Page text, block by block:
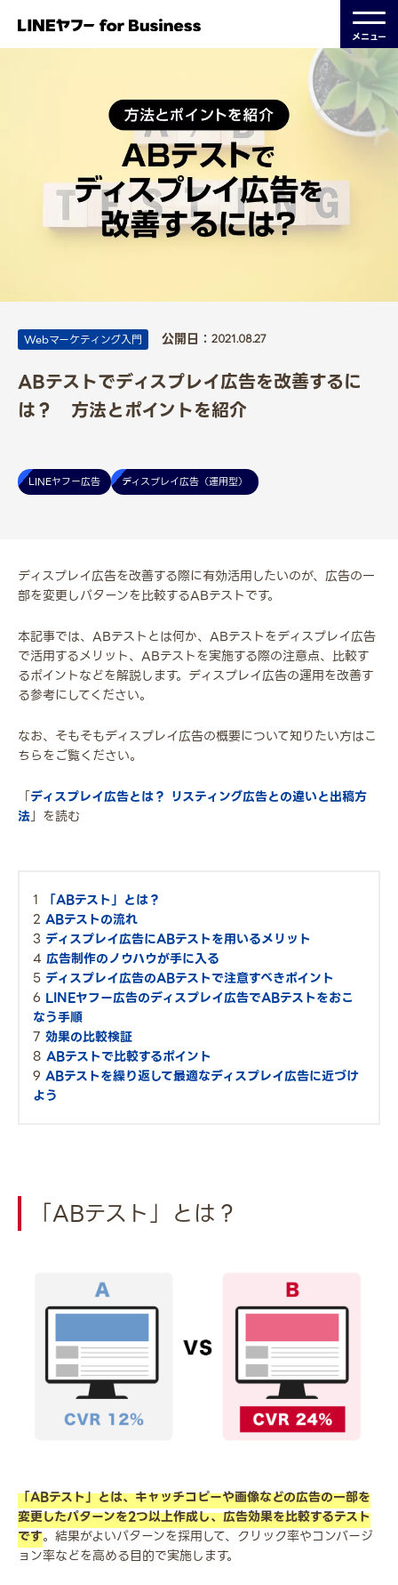
メニュー
Webマーケティング入門 公開日： 2021.08.27
ABテストでディスプレイ広告を改善するに
は？ 方法とポイントを紹介
LINEヤフー広告 ディスプレイ広告（運用型）
ディスプレイ広告を改善する際に有効活用したいのが、広告の一
部を変更しパターンを比較するABテストです。
本記事では、ABテストとは何か、ABテストをディスプレイ広告
で活用するメリット、ABテストを実施する際の注意点、比較す
るポイントなどを解説します。ディスプレイ広告の運用を改善す
る参考にしてください。
なお、そもそもディスプレイ広告の概要について知りたい方はこ
ちらをご覧ください。
「ディスプレイ広告とは？ リスティング広告との違いと出稿方
法」を読む
「ABテスト」とは？
ABテストの流れ
ディスプレイ広告にABテストを用いるメリット
広告制作のノウハウが手に入る
ディスプレイ広告のABテストで注意すべきポイント
LINEヤフー広告のディスプレイ広告でABテストをおこ
なう手順
効果の比較検証
ABテストで比較するポイント
ABテストを繰り返して最適なディスプレイ広告に近づけ
よう
「ABテスト」とは？
「ABテスト」とは、キャッチコピーや画像などの広告の一部を
変更したパターンを2つ以上作成し、広告効果を比較するテスト
です。結果がよいパターンを採用して、クリック率やコンバージ
ョン率などを高める目的で実施します。